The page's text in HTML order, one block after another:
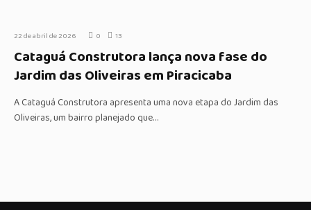
22 de abril de 2026 0 13
Cataguá Construtora lança nova fase do
Jardim das Oliveiras em Piracicaba
A Cataguá Construtora apresenta uma nova etapa do Jardim das
Oliveiras, um bairro planejado que…